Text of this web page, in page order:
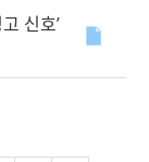
신호’